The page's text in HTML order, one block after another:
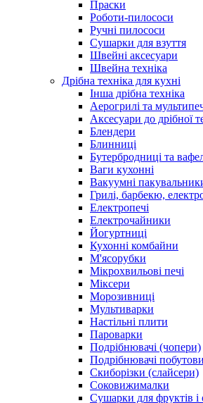
Праски
Роботи-пилососи
Ручні пилососи
Сушарки для взуття
Швейні аксесуари
Швейна техніка
Дрібна техніка для кухні
Інша дрібна техніка
Аерогрилі та
Аксесуари до дрібної
Блендери
Блинниці
Бутербродниці та
Ваги кухонні
Вакуумні
Грилі, барбекю,
Електропечі
Електрочайники
Йогуртниці
Кухонні комбайни
М'ясорубки
Мікрохвильові печі
Міксери
Морозивниці
Мультиварки
Настільні плити
Пароварки
Подрібнювачі (чопери)
Подрібнювачі
Скиборізки (слайсери)
Соковижималки
Сушарки для фруктів і